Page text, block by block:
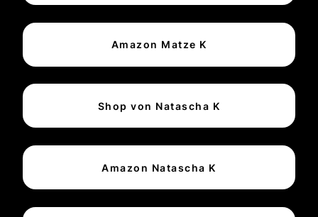
Amazon Matze K
Shop von Natascha K
Amazon Natascha K